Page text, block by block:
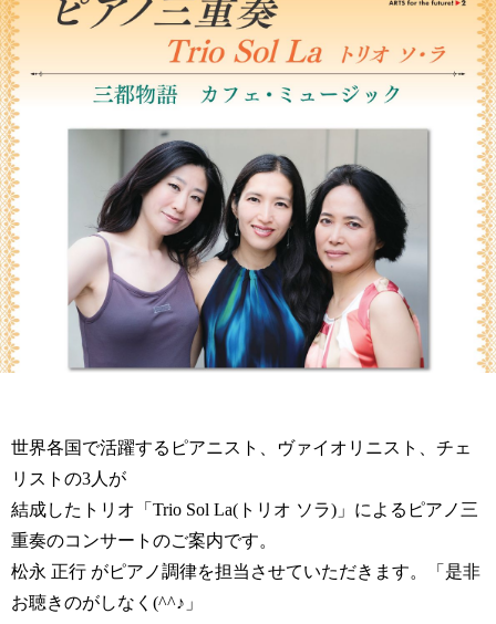
世界各国で活躍するピアニスト、ヴァイオリニスト、チェ
リストの3人が
結成したトリオ「Trio Sol La(トリオ ソラ)」によるピアノ三
重奏のコンサートのご案内です。
松永 正行 がピアノ調律を担当させていただきます。「是非
お聴きのがしなく(^^♪」